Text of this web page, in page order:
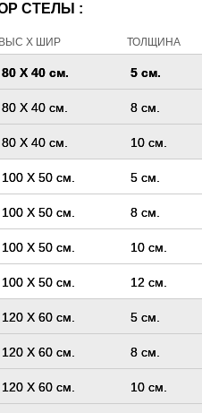
СТЕЛЫ :
ВЫС Х ШИР ТОЛЩИНА
80 Х 40 см. 5 см.
80 Х 40 см. 8 см.
80 Х 40 см. 10 см.
100 Х 50 см. 5 см.
100 Х 50 см. 8 см.
100 Х 50 см. 10 см.
100 Х 50 см. 12 см.
120 Х 60 см. 5 см.
120 Х 60 см. 8 см.
120 Х 60 см. 10 см.